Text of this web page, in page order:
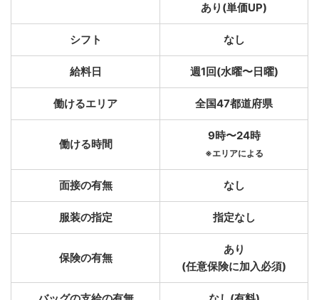
あり(単価UP)
シフト なし
給料日 週1回(水曜〜日曜)
働けるエリア 全国47都道府県
働ける時間
9時〜24時
※エリアによる
面接の有無 なし
服装の指定 指定なし
保険の有無
あり
(任意保険に加入必須)